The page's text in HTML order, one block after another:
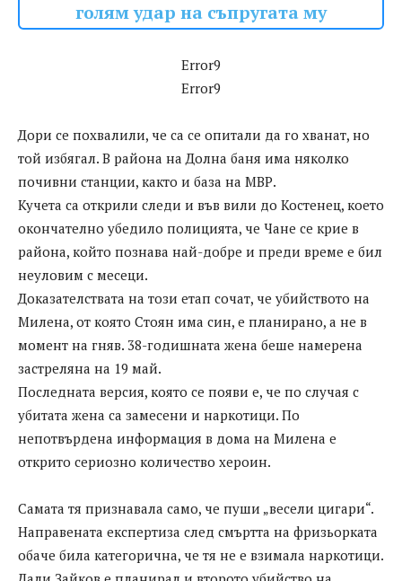
голям удар на съпругата му
Error9
Error9
Дори се похвалили, че са се опитали да го хванат, но
той избягал. В района на Долна баня има няколко
почивни станции, както и база на МВР.
Кучета са открили следи и във вили до Костенец, което
окончателно убедило полицията, че Чане се крие в
района, който познава най-добре и преди време е бил
неуловим с месеци.
Доказателствата на този етап сочат, че убийството на
Милена, от която Стоян има син, е планирано, а не в
момент на гняв. 38-годишната жена беше намерена
застреляна на 19 май.
Последната версия, която се появи е, че по случая с
убитата жена са замесени и наркотици. По
непотвърдена информация в дома на Милена е
открито сериозно количество хероин.
Самата тя признавала само, че пуши „весели цигари“.
Направената експертиза след смъртта на фризьорката
обаче била категорична, че тя не е взимала наркотици.